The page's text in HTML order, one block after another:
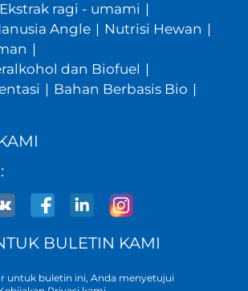
Ekstrak ragi - umami |
Angle | Nutrisi Hewan |
|
dan Biofuel |
| Bahan Berbasis Bio |
BULETIN KAMI
untuk buletin ini, Anda menyetujui